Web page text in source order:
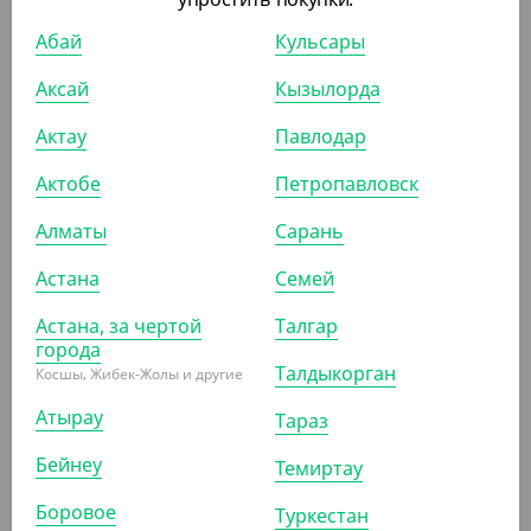
АРТ. 13333
3 590₸4 485 ₸
Фуршетное блюдце "Запятая", 30 мл
УП (50)
Абай
Аксай
Актау
Актобе
Алматы
Астана
Астана, за чертой
города
Косшы, Жибек-Жолы и другие
Атырау
Бейнеу
Боровое
Кульсары
Кызылорда
Павлодар
Петропавловск
Сарань
Семей
Талгар
Талдыкорган
Тараз
Темиртау
Туркестан